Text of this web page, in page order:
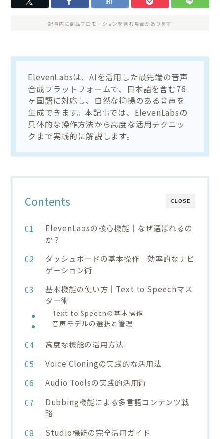
記事内に商品プロモーションを含む場合があります
ElevenLabsは、AIを活用した最先端の音声
合成プラットフォームで、日本語を含む76
ヶ国語に対応し、自然な抑揚のある音声を
生成できます。本記事では、ElevenLabsの
具体的な操作方法から高度な活用テクニッ
クまで実践的に解説します。
CLOSE
Contents
ElevenLabsの核心機能｜なぜ選ばれるの
か？
ダッシュボードの基本操作｜効率的なナビ
ゲーション術
基本機能の使い方｜Text to Speechマス
ター術
Text to Speechの基本操作
音声モデルの選択と管理
高度な機能の活用方法
Voice Cloningの実践的な活用法
Audio Toolsの実践的活用術
Dubbing機能による多言語コンテンツ戦
略
Studio機能の完全活用ガイド